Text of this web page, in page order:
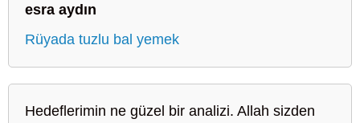
esra aydın
Rüyada tuzlu bal yemek
Hedeflerimin ne güzel bir analizi. Allah sizden